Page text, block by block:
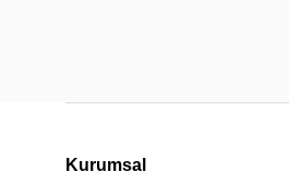
Kurumsal